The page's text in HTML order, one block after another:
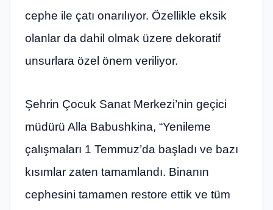
cephe ile çatı onarılıyor. Özellikle eksik
olanlar da dahil olmak üzere dekoratif
unsurlara özel önem veriliyor.
Şehrin Çocuk Sanat Merkezi’nin geçici
müdürü Alla Babushkina, “Yenileme
çalışmaları 1 Temmuz’da başladı ve bazı
kısımlar zaten tamamlandı. Binanın
cephesini tamamen restore ettik ve tüm